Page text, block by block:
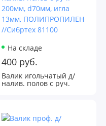
На складе
400 руб.
Валик игольчатый д/
налив. полов с руч.